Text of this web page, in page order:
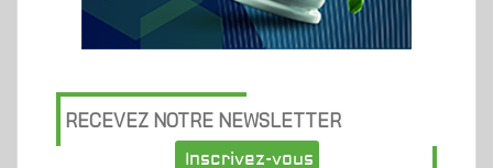
RECEVEZ NOTRE NEWSLETTER
Inscrivez-vous